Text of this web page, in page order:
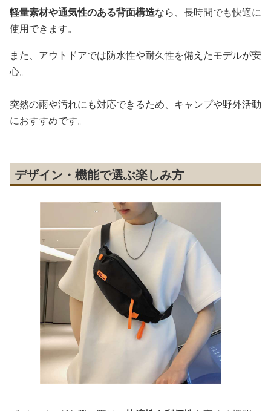
軽量素材や通気性のある背面構造なら、長時間でも快適に
使用できます。
また、アウトドアでは防水性や耐久性を備えたモデルが安
心。
突然の雨や汚れにも対応できるため、キャンプや野外活動
におすすめです。
デザイン・機能で選ぶ楽しみ方